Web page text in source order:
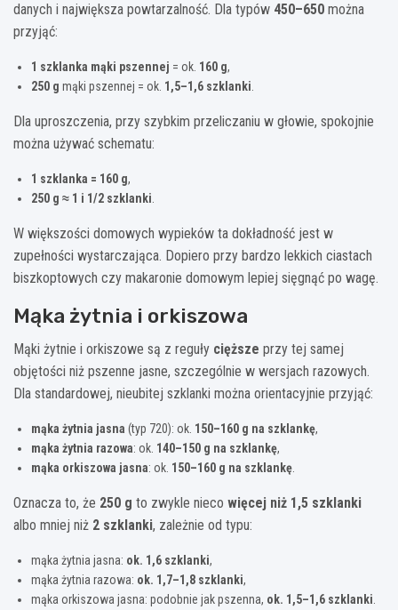
danych i największa powtarzalność. Dla typów 450–650 można
przyjąć:
1 szklanka mąki pszennej = ok. 160 g,
250 g mąki pszennej = ok. 1,5–1,6 szklanki.
Dla uproszczenia, przy szybkim przeliczaniu w głowie, spokojnie
można używać schematu:
1 szklanka = 160 g,
250 g ≈ 1 i 1/2 szklanki.
W większości domowych wypieków ta dokładność jest w
zupełności wystarczająca. Dopiero przy bardzo lekkich ciastach
biszkoptowych czy makaronie domowym lepiej sięgnąć po wagę.
Mąka żytnia i orkiszowa
Mąki żytnie i orkiszowe są z reguły cięższe przy tej samej
objętości niż pszenne jasne, szczególnie w wersjach razowych.
Dla standardowej, nieubitej szklanki można orientacyjnie przyjąć:
mąka żytnia jasna (typ 720): ok. 150–160 g na szklankę,
mąka żytnia razowa: ok. 140–150 g na szklankę,
mąka orkiszowa jasna: ok. 150–160 g na szklankę.
Oznacza to, że 250 g to zwykle nieco więcej niż 1,5 szklanki
albo mniej niż 2 szklanki, zależnie od typu:
mąka żytnia jasna: ok. 1,6 szklanki,
mąka żytnia razowa: ok. 1,7–1,8 szklanki,
mąka orkiszowa jasna: podobnie jak pszenna, ok. 1,5–1,6 szklanki.